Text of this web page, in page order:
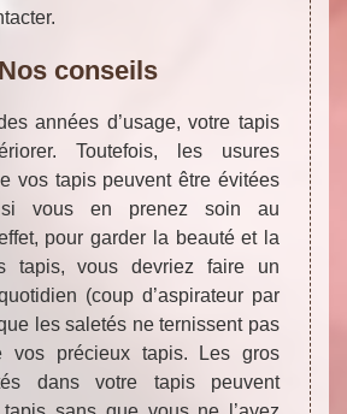
Nos conseils
années d’usage, votre tapis
Toutefois, les usures
vos tapis peuvent être évitées
vous en prenez soin au
pour garder la beauté et la
tapis, vous devriez faire un
(coup d’aspirateur par
les saletés ne ternissent pas
vos précieux tapis. Les gros
dans votre tapis peuvent